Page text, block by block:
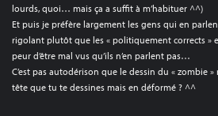
lourds, quoi… mais ça a suffit à m’habituer ^^)
Et puis je préfère largement les gens qui en
rigolant plutôt que les « politiquement corrects »
peur d’être mal vus qu’ils n’en parlent pas…
C’est pas autodérison que le dessin du « zombie
tête que tu te dessines mais en déformé ? ^^